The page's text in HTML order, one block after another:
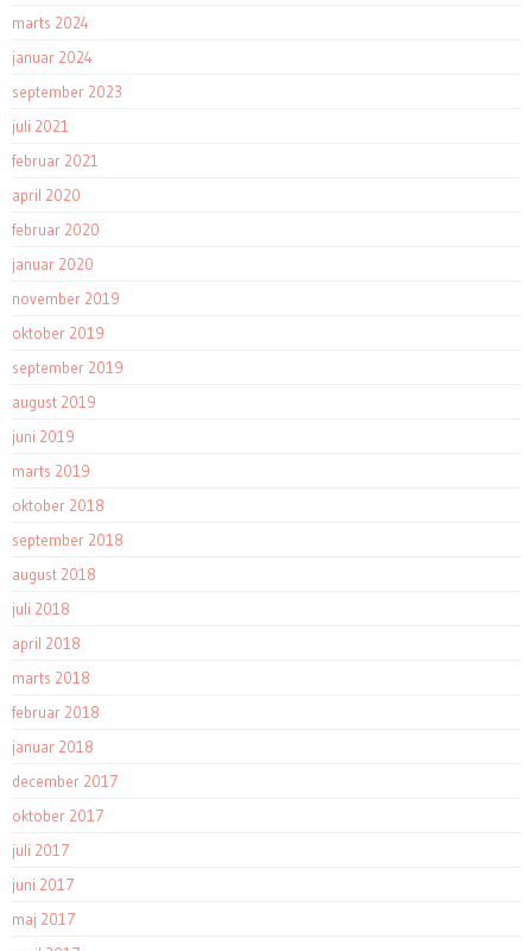
marts 2024
januar 2024
september 2023
juli 2021
februar 2021
april 2020
februar 2020
januar 2020
november 2019
oktober 2019
september 2019
august 2019
juni 2019
marts 2019
oktober 2018
september 2018
august 2018
juli 2018
april 2018
marts 2018
februar 2018
januar 2018
december 2017
oktober 2017
juli 2017
juni 2017
maj 2017